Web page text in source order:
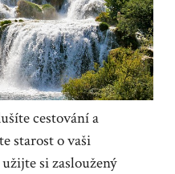
cestování a
starost o vaši
si zasloužený